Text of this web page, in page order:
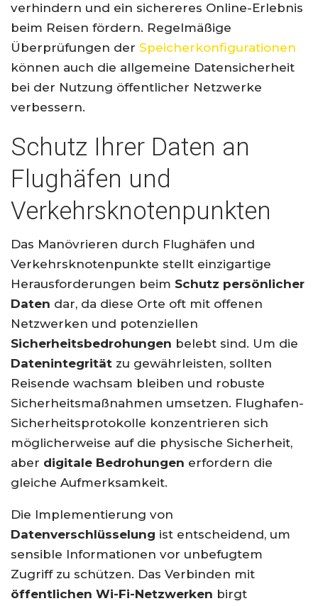
verhindern und ein sichereres Online-Erlebnis
beim Reisen fördern. Regelmäßige
Überprüfungen der Speicherkonfigurationen
können auch die allgemeine Datensicherheit
bei der Nutzung öffentlicher Netzwerke
verbessern.
Schutz Ihrer Daten an
Flughäfen und
Verkehrsknotenpunkten
Das Manövrieren durch Flughäfen und
Verkehrsknotenpunkte stellt einzigartige
Herausforderungen beim Schutz persönlicher
Daten dar, da diese Orte oft mit offenen
Netzwerken und potenziellen
Sicherheitsbedrohungen belebt sind. Um die
Datenintegrität zu gewährleisten, sollten
Reisende wachsam bleiben und robuste
Sicherheitsmaßnahmen umsetzen. Flughafen-
Sicherheitsprotokolle konzentrieren sich
möglicherweise auf die physische Sicherheit,
aber digitale Bedrohungen erfordern die
gleiche Aufmerksamkeit.
Die Implementierung von
Datenverschlüsselung ist entscheidend, um
sensible Informationen vor unbefugtem
Zugriff zu schützen. Das Verbinden mit
öffentlichen Wi-Fi-Netzwerken birgt